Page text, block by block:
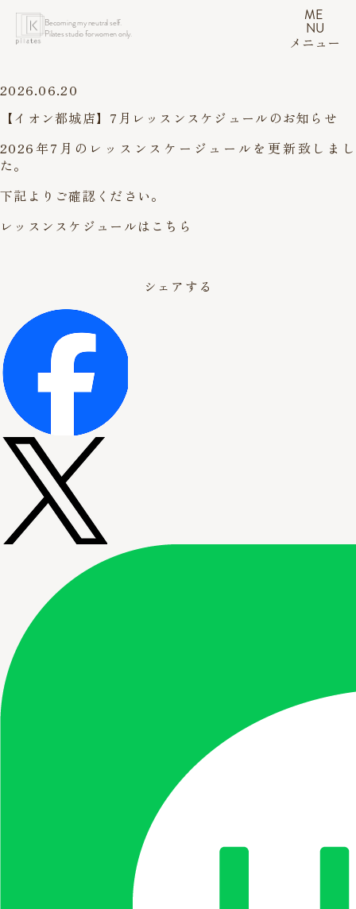
Becoming my neutral self.
Pilates studio for women only.
ME
NU
メニュー
2026.06.20
【イオン都城店】7月レッスンスケジュールのお知らせ
2026年7月のレッスンスケージュールを更新致しまし
た。
下記よりご確認ください。
レッスンスケジュールはこちら
シェアする